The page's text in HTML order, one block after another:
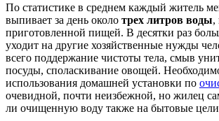
По статистике в среднем каждый житель
выпивает за день около трех литров воды,
приготовленной пищей. В десятки раз
уходит на другие хозяйственные нужды
всего поддержание чистоты тела, смыв
посуды, споласкивание овощей.
использования домашней установки по
очевидной, почти неизбежной, но жилец
ли очищенную воду также на бытовые